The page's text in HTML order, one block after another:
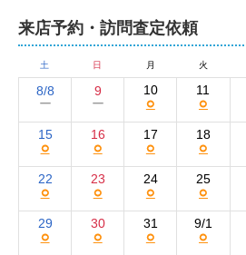
来店予約・訪問査定依頼
土 日 月 火
8/8
ー
9
ー
10
○
11
○
15
○
16
○
17
○
18
○
22
○
23
○
24
○
25
○
29
○
30
○
31
○
9/1
○
のような物件も、ご遠慮なくご相
LIXIL不動産ショップ 小金井
の集客方法と売却活動の強み
LIXIL不動産ショップ 小金井不動
の集客方法は、インターネットが
物件情報は、当社サイトと
E'S、Yahoo!不動産といった不動
載。また、お取引のあったお客様
とやLIXIL不動産ショップの全国ネ